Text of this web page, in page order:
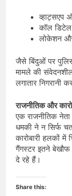
व्हाट्सएप
कॉल डिटेल
लोकेशन
जैसे बिंदुओं पर
मामले की
लगातार निगरानी
राजनीतिक और
एक राजनीतिक नेता
धमकी ने न सिर्फ
कारोबारी हलकों
गैंगस्टर इतने
दे रहे हैं।
Share this: